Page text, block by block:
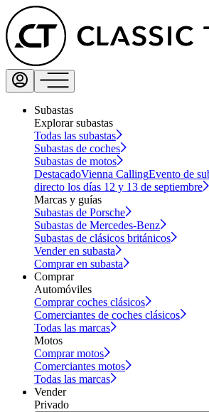
Subastas
Explorar subastas
Todas las subastas
Subastas de coches
Subastas de motos
DestacadoVienna CallingEvento de
directo los días 12 y 13 de septiembre
Marcas y guías
Subastas de Porsche
Subastas de Mercedes-Benz
Subastas de clásicos británicos
Vender en subasta
Comprar en subasta
Comprar
Automóviles
Comprar coches clásicos
Comerciantes de coches clásicos
Todas las marcas
Motos
Comprar motos
Comerciantes motos
Todas las marcas
Vender
Privado